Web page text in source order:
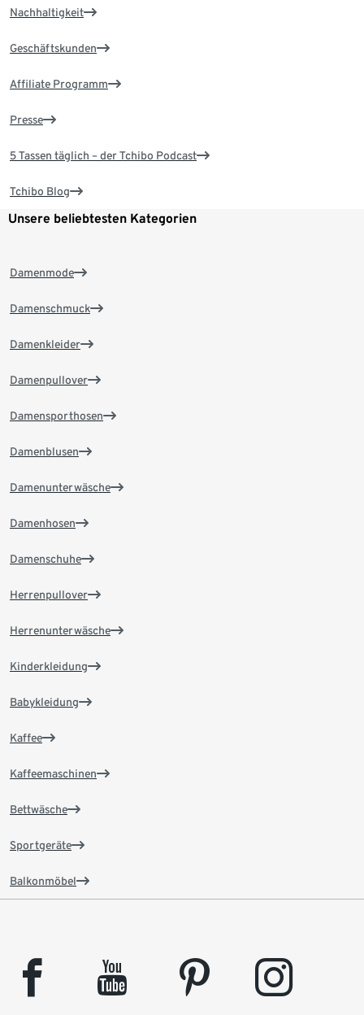
Nachhaltigkeit
Geschäftskunden
Affiliate Programm
Presse
5 Tassen täglich – der Tchibo Podcast
Tchibo Blog
Unsere beliebtesten Kategorien
Damenmode
Damenschmuck
Damenkleider
Damenpullover
Damensporthosen
Damenblusen
Damenunterwäsche
Damenhosen
Damenschuhe
Herrenpullover
Herrenunterwäsche
Kinderkleidung
Babykleidung
Kaffee
Kaffeemaschinen
Bettwäsche
Sportgeräte
Balkonmöbel
facebook youtube pinterest instagram